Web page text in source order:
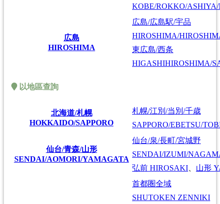
KOBE/ROKKO/
広島
HIROSHIMA
広島/広島駅/宇品
HIROSHIMA/
東広島/西条
HIGASHIHIROSHIMA/
以地區查詢
北海道/札幌
HOKKAIDO/SAPPORO
札幌/江別/当別/千歳
SAPPORO/EBETSU/
仙台/青森/山形
SENDAI/AOMORI/YAMAGATA
仙台/泉/長町/宮城野
SENDAI/IZUMI/
弘前 HIROSAKI 山形
首都圏全域
SHUTOKEN ZENNIKI